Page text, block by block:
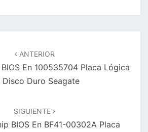
ANTERIOR
En 100535704 Placa Lógica
Disco Duro Seagate
SIGUIENTE
BIOS En BF41-00302A Placa